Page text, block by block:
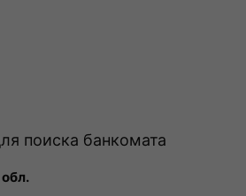
поиска банкомата